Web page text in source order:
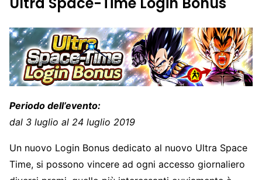
Periodo dell’evento:
dal 3 luglio al 24 luglio 2019
Un nuovo Login Bonus dedicato al nuovo Ultra Space
Time, si possono vincere ad ogni accesso giornaliero